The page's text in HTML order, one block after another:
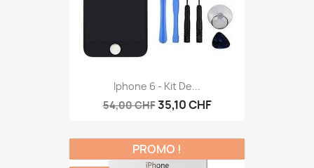
Iphone 6 - Kit De...
54,00 CHF35,10 CHF
PROMO !